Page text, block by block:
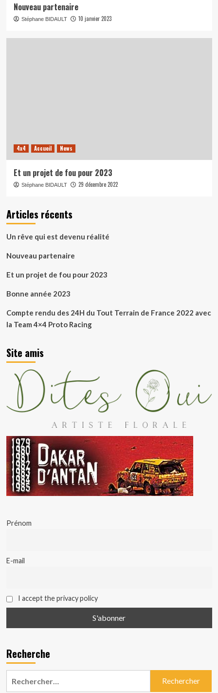
Nouveau partenaire
Stéphane BIDAULT 10 janvier 2023
4x4 Accueil News
Et un projet de fou pour 2023
Stéphane BIDAULT 29 décembre 2022
Articles récents
Un rêve qui est devenu réalité
Nouveau partenaire
Et un projet de fou pour 2023
Bonne année 2023
Compte rendu des 24H du Tout Terrain de France 2022 avec
la Team 4×4 Proto Racing
Site amis
Prénom
E-mail
I accept the privacy policy
Recherche